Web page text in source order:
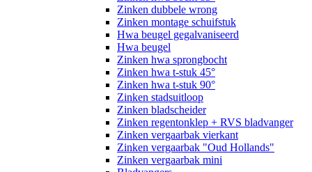
Zinken dubbele wrong
Zinken montage schuifstuk
Hwa beugel gegalvaniseerd
Hwa beugel
Zinken hwa sprongbocht
Zinken hwa t-stuk 45°
Zinken hwa t-stuk 90°
Zinken stadsuitloop
Zinken bladscheider
Zinken regentonklep + RVS bladvanger
Zinken vergaarbak vierkant
Zinken vergaarbak "Oud Hollands"
Zinken vergaarbak mini